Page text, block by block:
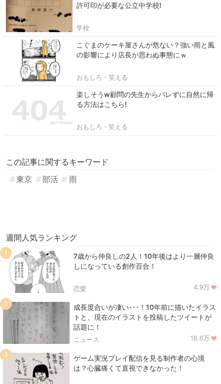
許可印が必要な公立中学校!
学校
こぐまのケーキ屋さんが危ない？強い雨と風
の影響により店長が思わぬ事態にｗ
おもしろ・笑える
楽しそうw顧問の先生からバレずに自然に帰
る方法はこちら!
おもしろ・笑える
この記事に関するキーワード
東京
部活 雨
週間人気ランキング
7歳から仲良しの2人！10年後はより一層仲良
しになっている創作百合！
恋愛 4.9万
1
成長度合いが凄い･･･！10年前に描いたイラス
トと、現在のイラストを投稿したツイートが
話題に！
ニュース 18.6万
2
ゲーム実況プレイ配信を見る制作者の心境
は？心臓痛くて直視できなかった！
3